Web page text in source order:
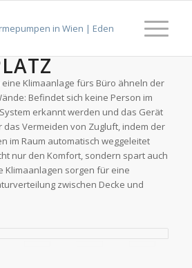
FÜR IHREN
Klimaanlage fürs Büro ähneln der
Befindet sich keine Person im
erkannt werden und das Gerät
das Vermeiden von Zugluft, indem der
im Raum automatisch weggeleitet
nur den Komfort, sondern spart auch
Klimaanlagen sorgen für eine
zwischen Decke und